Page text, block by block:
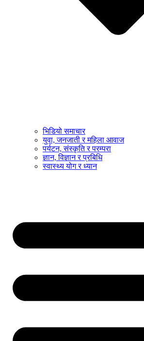
भिडियो समाचार
युवा, जनजाती र महिला आवाज
पर्यटन, संस्कृति र परम्परा
ज्ञान, विज्ञान र प्रबिधि
स्वास्थ्य योग र ध्यान